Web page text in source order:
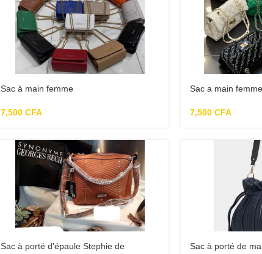
Sac à main femme
7,500 CFA
Sac a main
7,500 CFA
Sac à porté d’épaule Stephie de
Sac à porté de